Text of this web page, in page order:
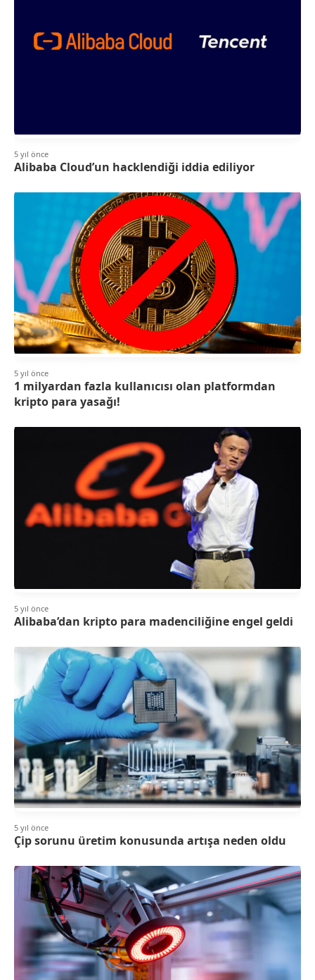
5 yıl önce
Alibaba Cloud’un hacklendiği iddia ediliyor
5 yıl önce
1 milyardan fazla kullanıcısı olan platformdan
kripto para yasağı!
5 yıl önce
Alibaba’dan kripto para madenciliğine engel geldi
5 yıl önce
Çip sorunu üretim konusunda artışa neden oldu